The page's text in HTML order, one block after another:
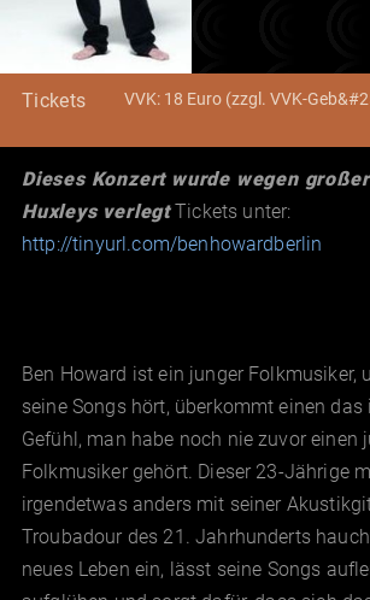
Tickets VVK: 18 Euro (zzgl. VVK-
Dieses Konzert wurde wegen
Huxleys verlegtTickets unter:
http://tinyurl.com/benhowardberlin
Ben Howard ist ein junger Folkmusiker,
seine Songs hört, überkommt einen das
Gefühl, man habe noch nie zuvor einen
Folkmusiker gehört. Dieser 23-Jährige
irgendetwas anders mit seiner
Troubadour des 21. Jahrhunderts
neues Leben ein, lässt seine Songs